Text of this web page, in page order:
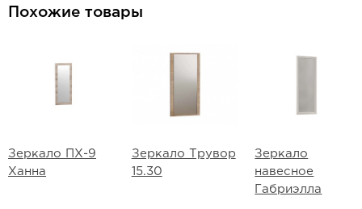
Похожие товары
Зеркало ПХ-9
Ханна
Зеркало Трувор
15.30
Зеркало
навесное
Габриэлла